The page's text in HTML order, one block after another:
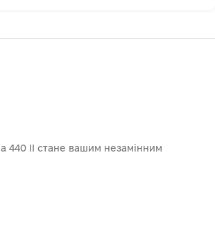
440 II стане вашим незамінним